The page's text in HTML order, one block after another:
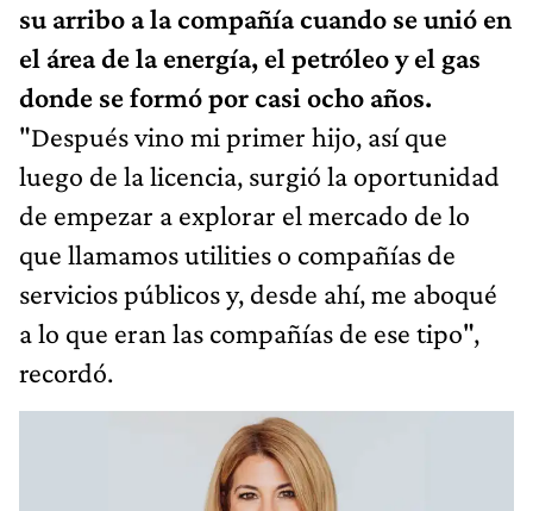
su arribo a la compañía cuando se unió en
el área de la energía, el petróleo y el gas
donde se formó por casi ocho años.
"Después vino mi primer hijo, así que
luego de la licencia, surgió la oportunidad
de empezar a explorar el mercado de lo
que llamamos utilities o compañías de
servicios públicos y, desde ahí, me aboqué
a lo que eran las compañías de ese tipo",
recordó.